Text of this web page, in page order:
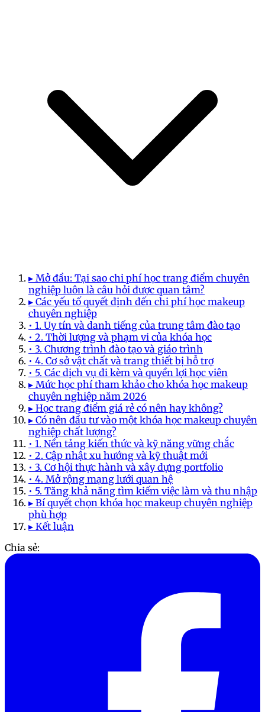
▸ Mở đầu: Tại sao chi phí học trang điểm chuyên
nghiệp luôn là câu hỏi được quan tâm?
▸ Các yếu tố quyết định đến chi phí học makeup
chuyên nghiệp
• 1. Uy tín và danh tiếng của trung tâm đào tạo
• 2. Thời lượng và phạm vi của khóa học
• 3. Chương trình đào tạo và giáo trình
• 4. Cơ sở vật chất và trang thiết bị hỗ trợ
• 5. Các dịch vụ đi kèm và quyền lợi học viên
▸ Mức học phí tham khảo cho khóa học makeup
chuyên nghiệp năm 2026
▸ Học trang điểm giá rẻ có nên hay không?
▸ Có nên đầu tư vào một khóa học makeup chuyên
nghiệp chất lượng?
• 1. Nền tảng kiến thức và kỹ năng vững chắc
• 2. Cập nhật xu hướng và kỹ thuật mới
• 3. Cơ hội thực hành và xây dựng portfolio
• 4. Mở rộng mạng lưới quan hệ
• 5. Tăng khả năng tìm kiếm việc làm và thu nhập
▸ Bí quyết chọn khóa học makeup chuyên nghiệp
phù hợp
▸ Kết luận
Chia sẻ: